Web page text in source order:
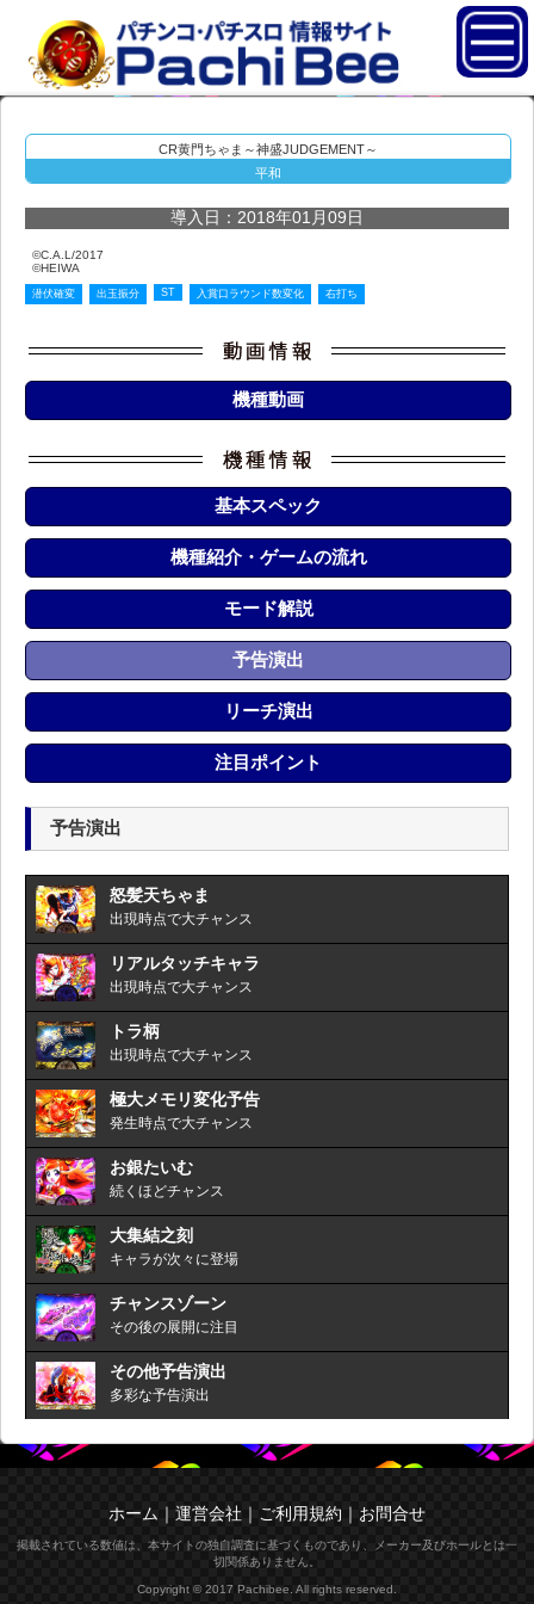
CR黄門ちゃま～神盛JUDGEMENT～
平和
導入日：2018年01月09日
©C.A.L/2017
©HEIWA
潜伏確変 出玉振分 ST 入賞口ラウンド数変化 右打ち
機種動画
基本スペック
機種紹介・ゲームの流れ
モード解説
予告演出
リーチ演出
注目ポイント
予告演出
怒髪天ちゃま
出現時点で大チャンス
リアルタッチキャラ
出現時点で大チャンス
トラ柄
出現時点で大チャンス
極大メモリ変化予告
発生時点で大チャンス
お銀たいむ
続くほどチャンス
大集結之刻
キャラが次々に登場
チャンスゾーン
その後の展開に注目
その他予告演出
多彩な予告演出
ホーム ｜ 運営会社 ｜ ご利用規約 ｜ お問合せ
掲載されている数値は、本サイトの独自調査に基づくものであり、メーカー及びホールとは一
切関係ありません。
Copyright © 2017 Pachibee. All rights reserved.